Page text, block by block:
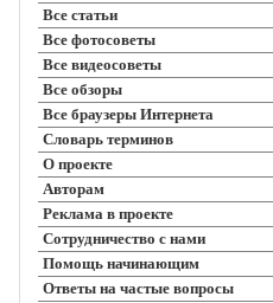
Все статьи
Все фотосоветы
Все видеосоветы
Все обзоры
Все браузеры Интернета
Словарь терминов
О проекте
Авторам
Реклама в проекте
Сотрудничество с нами
Помощь начинающим
Ответы на частые вопросы